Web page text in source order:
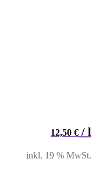
12,50 € / l
inkl. 19 % MwSt.